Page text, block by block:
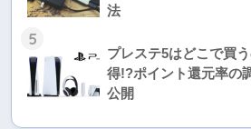
法
5
プレステ5はどこで買
得!?ポイント還元率の
公開